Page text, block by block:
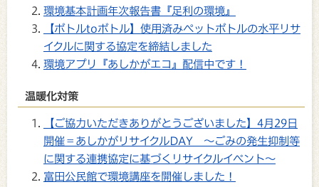
環境基本計画年次報告書『足利の環境』
【ボトルtoボトル】使用済みペットボトルの水平リサ
イクルに関する協定を締結しました
環境アプリ『あしかがエコ』配信中です！
温暖化対策
【ご協力いただきありがとうございました】4月29日
開催＝あしかがリサイクルDAY ～ごみの発生抑制等
に関する連携協定に基づくリサイクルイベント～
富田公民館で環境講座を開催しました！